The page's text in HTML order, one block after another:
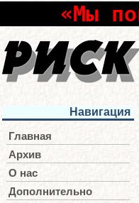
«Мы
Навигация
Главная
Архив
О нас
Дополнительно